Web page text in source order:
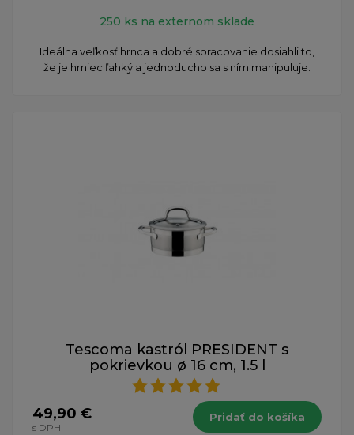
250 ks na externom sklade
Ideálna veľkosť hrnca a dobré spracovanie dosiahli to,
že je hrniec ľahký a jednoducho sa s ním manipuluje.
Tescoma kastról PRESIDENT s
pokrievkou ø 16 cm, 1.5 l
49,90 €
s DPH
Pridať do košíka